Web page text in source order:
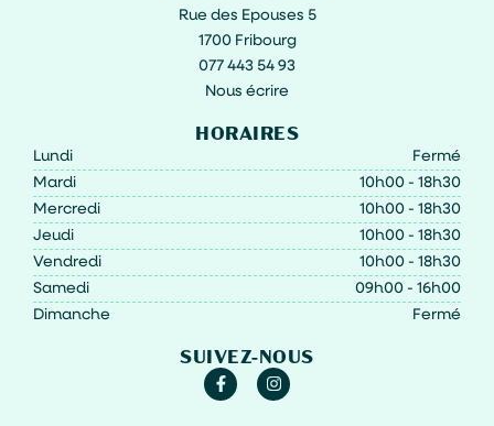
Rue des Epouses 5
1700 Fribourg
077 443 54 93
Nous écrire
HORAIRES
Lundi
Fermé
Mardi
10h00 - 18h30
Mercredi
10h00 - 18h30
Jeudi
10h00 - 18h30
Vendredi
10h00 - 18h30
Samedi
09h00 - 16h00
Dimanche
Fermé
SUIVEZ-NOUS